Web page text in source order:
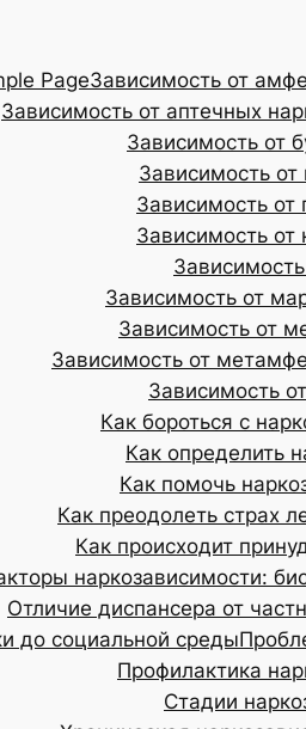
PageЗависимость от
Зависимость от аптечных
Зависимость от
Зависимость
Зависимость от
Зависимость от
Зависимость от
Зависимость от
Зависимость от
Зависимость
Как бороться с
Как определить
Как помочь
Как преодолеть страх
Как происходит
наркозависимости:
Отличие диспансера от
до социальной среды
Профилактика
Стадии